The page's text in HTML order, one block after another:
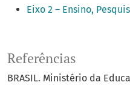
Eixo 2 – Ensino,
Referências
BRASIL. Ministério da